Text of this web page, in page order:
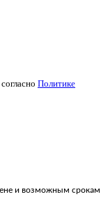
Политике
и возможным срокам